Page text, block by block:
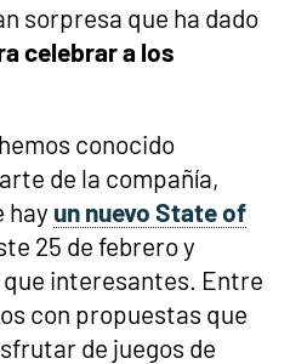
sorpresa que ha dado
celebrar a los
conocido
de la compañía,
hay un nuevo State of
25 de febrero y
interesantes. Entre
con propuestas que
de juegos de